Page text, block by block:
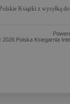
Książki z wysyłką
2026 Polska Ksiegarnia